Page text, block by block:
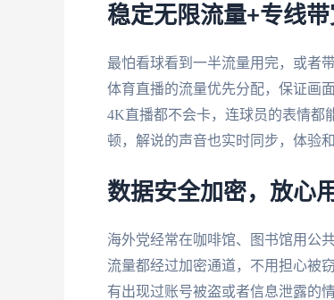
稳定无限流量+专线
最怕看球看到一半流量用完，或者
体育直播的流量优先分配，保证画
4K直播都不会卡，连球员的表情都
顿，解说的声音也实时同步，体验
数据安全加密，放心
海外党经常在咖啡馆、图书馆用公
流量都经过加密通道，不用担心被
有出现过账号被盗或者信息泄露的情